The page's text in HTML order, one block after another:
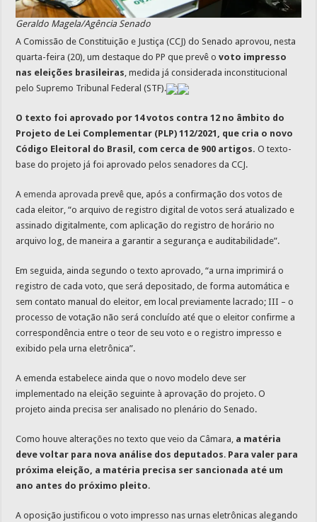
Geraldo Magela/Agência Senado
A Comissão de Constituição e Justiça (CCJ) do Senado aprovou, nesta
quarta-feira (20), um destaque do PP que prevê o voto impresso
nas eleições brasileiras, medida já considerada inconstitucional
pelo Supremo Tribunal Federal (STF).
O texto foi aprovado por 14 votos contra 12 no âmbito do
Projeto de Lei Complementar (PLP) 112/2021, que cria o novo
Código Eleitoral do Brasil, com cerca de 900 artigos. O texto-
base do projeto já foi aprovado pelos senadores da CCJ.
Aemenda aprovadaprevê que, após a confirmação dos votos de
cada eleitor, “o arquivo de registro digital de votos será atualizado e
assinado digitalmente, com aplicação do registro de horário no
arquivo log, de maneira a garantir a segurança e auditabilidade”.
Em seguida, ainda segundo o texto aprovado, “a urna imprimirá o
registro de cada voto, que será depositado, de forma automática e
sem contato manual do eleitor, em local previamente lacrado; III – o
processo de votação não será concluído até que o eleitor confirme a
correspondência entre o teor de seu voto e o registro impresso e
exibido pela urna eletrônica”.
A emenda estabelece ainda que o novo modelo deve ser
implementado na eleição seguinte à aprovação do projeto. O
projeto ainda precisa ser analisado no plenário do Senado.
Como houve alterações no texto que veio da Câmara, a matéria
deve voltar para nova análise dos deputados. Para valer para
próxima eleição, a matéria precisa ser sancionada até um
ano antes do próximo pleito.
A oposição justificou o voto impresso nas urnas eletrônicas alegando